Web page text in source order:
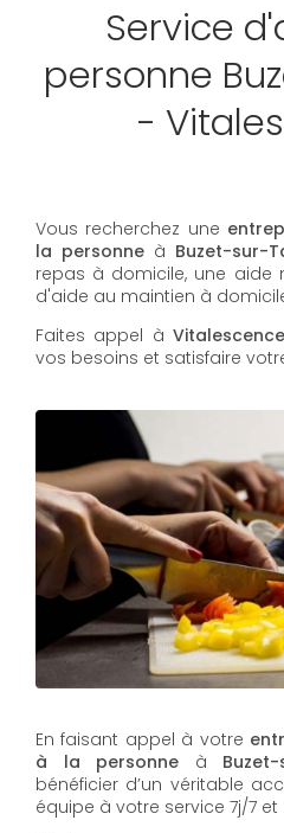
Service
personne
-
Vous recherchez une
la personne à Buzet-sur-
repas à domicile, une aide
d'aide au maintien à
Faites appel à Vitalescence
vos besoins et satisfaire
En faisant appel à votre
à la personne à
bénéficier d’un véritable
équipe à votre service 7j/7 et